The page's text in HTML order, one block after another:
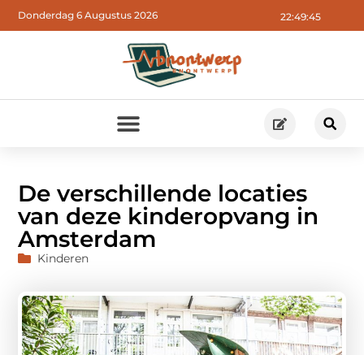
22:49:46
Donderdag 6 Augustus 2026
De verschillende locaties
van deze kinderopvang in
Amsterdam
Kinderen